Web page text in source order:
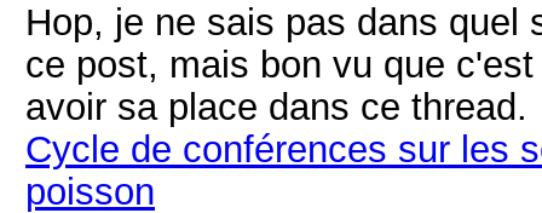
Hop, je ne sais pas dans quel
ce post, mais bon vu que
avoir sa place dans ce thread.
Cycle de conférences sur les
poisson